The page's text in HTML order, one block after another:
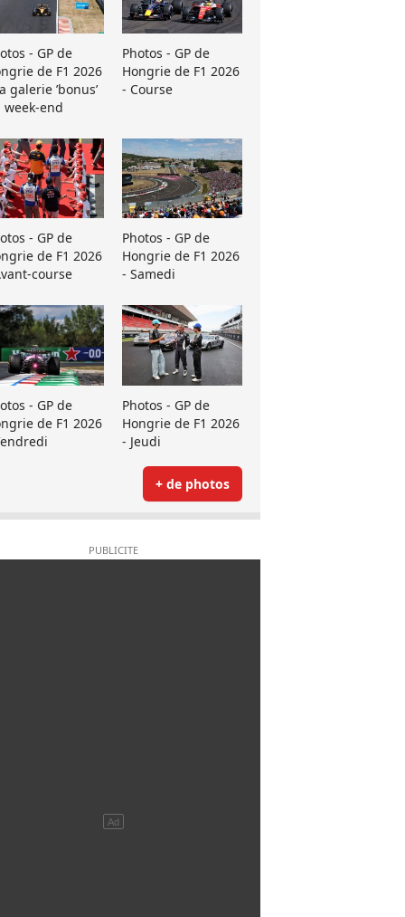
- GP de
de F1 2026
galerie ’bonus’
week-end
Photos - GP de
Hongrie de F1 2026
- Course
- GP de
de F1 2026
course
Photos - GP de
Hongrie de F1 2026
- Samedi
- GP de
de F1 2026
Photos - GP de
Hongrie de F1 2026
- Jeudi
+ de photos